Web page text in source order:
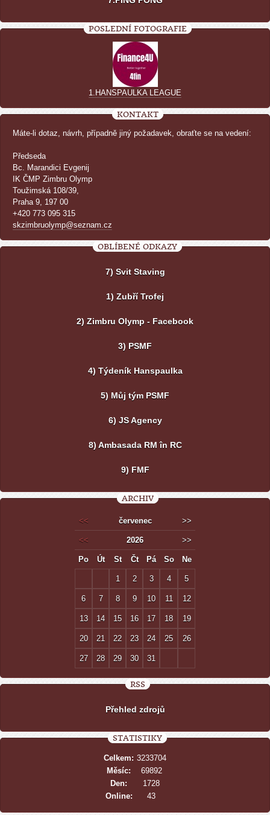
POSLEDNÍ FOTOGRAFIE
1.HANSPAULKA LEAGUE
KONTAKT
Máte-li dotaz, návrh, případně jiný požadavek, obraťte se na vedení:
Předseda
Bc. Marandici Evgenij
IK ČMP Zimbru Olymp
Toužimská 108/39,
Praha 9, 197 00
+420 773 095 315
skzimbruolymp@seznam.cz
OBLÍBENÉ ODKAZY
7) Svit Staving
1) Zubří Trofej
2) Zimbru Olymp - Facebook
3) PSMF
4) Týdeník Hanspaulka
5) Můj tým PSMF
6) JS Agency
8) Ambasada RM în RC
9) FMF
ARCHIV
<< červenec >>
<< 2026 >>
Po Út St Čt Pá So Ne
1 2 3 4 5
6 7 8 9 10 11 12
13 14 15 16 17 18 19
20 21 22 23 24 25 26
27 28 29 30 31
RSS
Přehled zdrojů
STATISTIKY
Online: 43
Celkem: 3233704
Měsíc:
69892
Den:
1728